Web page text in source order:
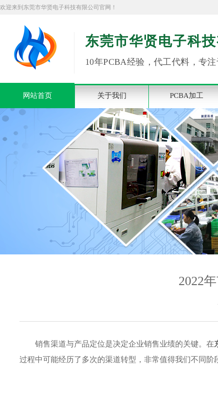
欢迎来到东莞市华贤电子科技有限公司官网！
东莞市华贤电子科
10年PCBA经验，代工代料，专
网站首页 关于我们 PCBA加工
2022
销售渠道与产品定位是决定企业销售业绩的关键。在
过程中可能经历了多次的渠道转型，非常值得我们不同